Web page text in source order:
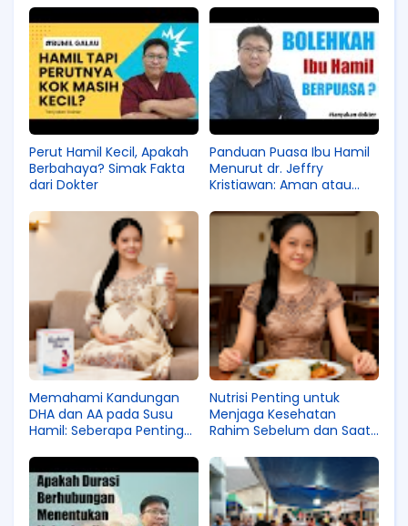
Perut Hamil Kecil, Apakah
Berbahaya? Simak Fakta
dari Dokter
Panduan Puasa Ibu Hamil
Menurut dr. Jeffry
Kristiawan: Aman atau
Memahami Kandungan
DHA dan AA pada Susu
Hamil: Seberapa Penting
Nutrisi Penting untuk
Menjaga Kesehatan
Rahim Sebelum dan Saat